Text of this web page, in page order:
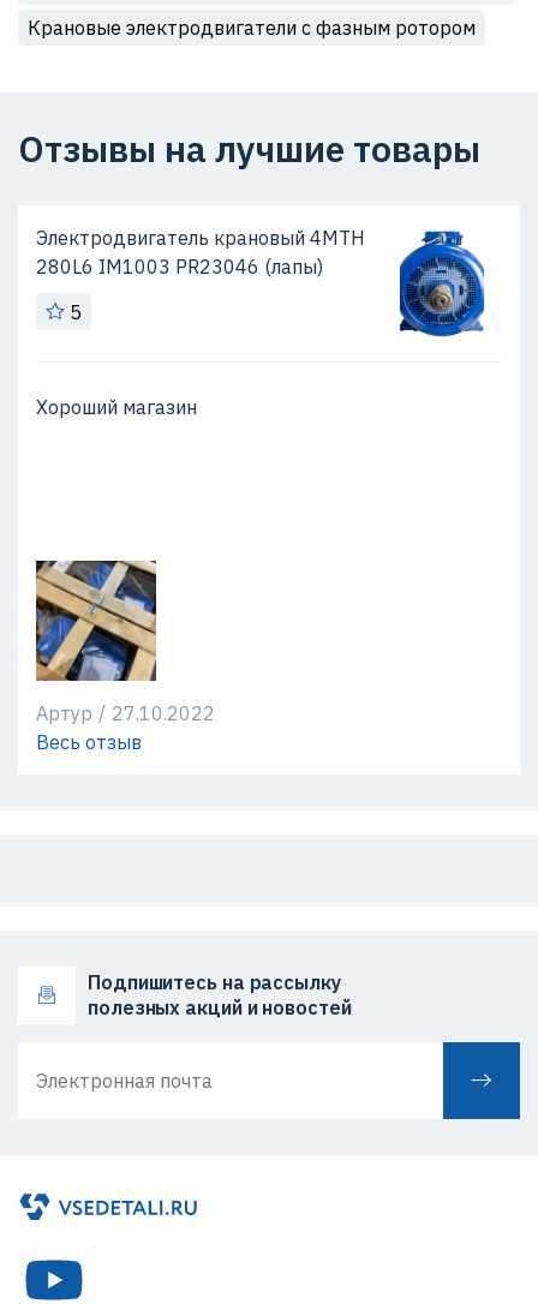
Крановые электродвигатели с фазным ротором
Отзывы на лучшие товары
Электродвигатель крановый 4МТН
280L6 IM1003 PR23046 (лапы)
5
Хороший магазин
Артур / 27.10.2022
Весь отзыв
Подпишитесь на рассылку
полезных акций и новостей